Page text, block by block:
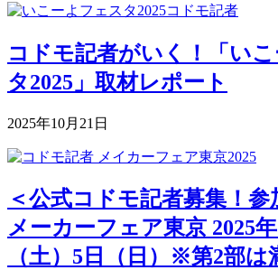
コドモ記者がいく！「い
タ2025」取材レポート
2025年10月21日
＜公式コドモ記者募集！参
メーカーフェア東京 2025年
（土）5日（日）※第2部は